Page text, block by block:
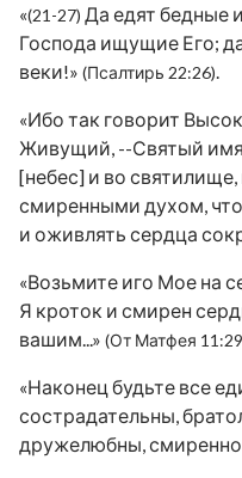
«(21-27) Да едят бедные
Господа ищущие Его;
веки!» (Псалтирь 22:26)
«Ибо так говорит
Живущий, --Святый
[небес] и во
смиренными духом,
и оживлять сердца
«Возьмите иго Мое на
Я кроток и смирен
вашим...» (От Матфея
«Наконец будьте все
сострадательны,
дружелюбны,